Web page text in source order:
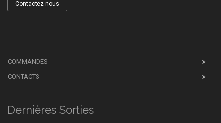
Contactez-nous
COMMANDES
CONTACTS
Dernières Sorties